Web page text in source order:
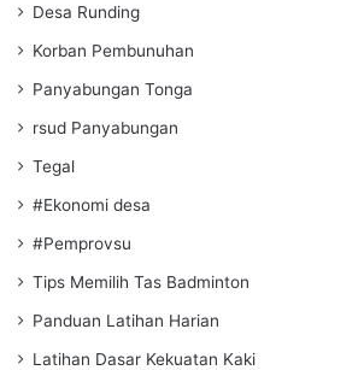
Desa Runding
Korban Pembunuhan
Panyabungan Tonga
rsud Panyabungan
Tegal
#Ekonomi desa
#Pemprovsu
Tips Memilih Tas Badminton
Panduan Latihan Harian
Latihan Dasar Kekuatan Kaki